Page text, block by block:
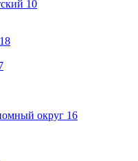
10
18
округ 16